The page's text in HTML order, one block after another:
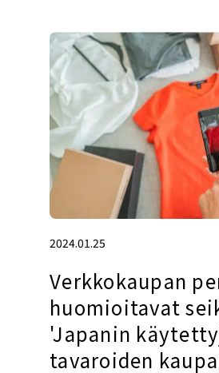
2024.01.25
Verkkokaupan
huomioitavat
'Japanin
tavaroiden